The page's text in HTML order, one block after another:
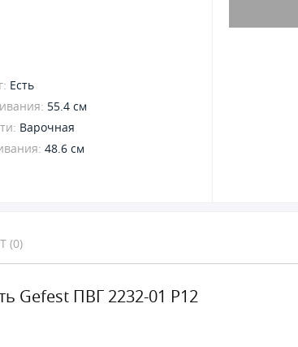
Есть
55.4 см
Варочная
48.6 см
(0)
Gefest ПВГ 2232-01 Р12